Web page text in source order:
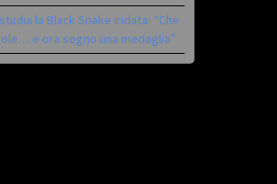
la Black Snake iridata: “Che
e ora sogno una medaglia”